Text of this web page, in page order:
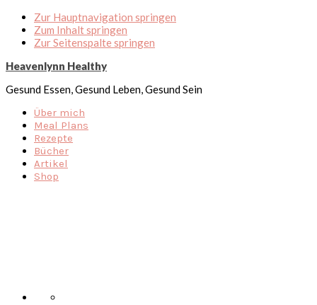
Zur Hauptnavigation springen
Zum Inhalt springen
Zur Seitenspalte springen
Heavenlynn Healthy
Gesund Essen, Gesund Leben, Gesund Sein
Über mich
Meal Plans
Rezepte
Bücher
Artikel
Shop